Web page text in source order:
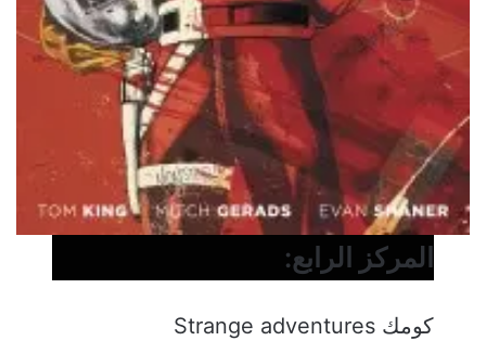
المركز الرابع:
كومك Strange adventures